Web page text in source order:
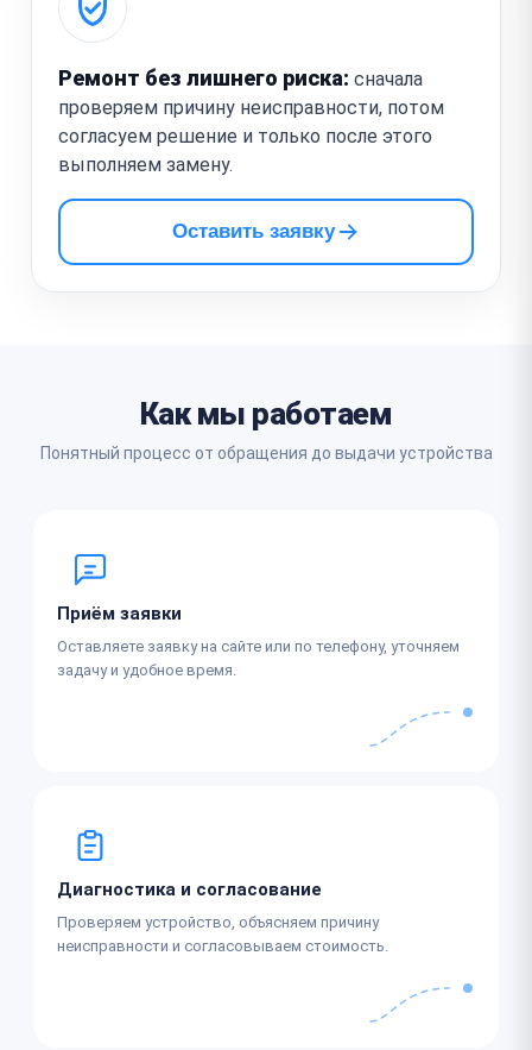
Ремонт без лишнего риска: сначала
проверяем причину неисправности, потом
согласуем решение и только после этого
выполняем замену.
Оставить заявку
Как мы работаем
Понятный процесс от обращения до выдачи устройства
Приём заявки
Оставляете заявку на сайте или по телефону, уточняем
задачу и удобное время.
Диагностика и согласование
Проверяем устройство, объясняем причину
неисправности и согласовываем стоимость.